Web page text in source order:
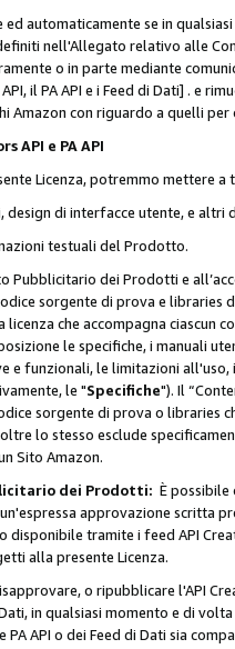
ed automaticamente se in
nell'Allegato relativo alle
o in parte mediante
il PA API e i Feed di Dati] . e
Amazon con riguardo a quelli
API e PA API
Licenza, potremmo mettere
design di interfacce utente, e altri
testuali del Prodotto.
Pubblicitario dei Prodotti e
sorgente di prova e libraries
che accompagna ciascun
le specifiche, i manuali
e funzionali, le limitazioni
le "Specifiche"). Il
sorgente di prova o libraries
lo stesso esclude
Sito Amazon.
dei Prodotti: È
un'espressa approvazione
disponibile tramite i feed API
alla presente Licenza.
o ripubblicare l'API
in qualsiasi momento e di
PA API o dei Feed di Dati sia